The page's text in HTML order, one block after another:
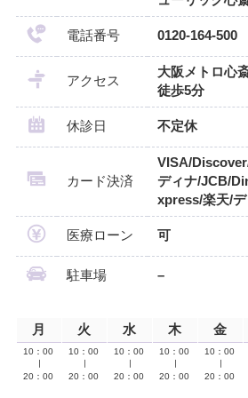
電話番号 0120-164-500
アクセス
大阪メトロ心
徒歩5分
休診日 不定休
カード決済
VISA/
ディナ/JCB/
xpress/楽天/
医療ローン 可
駐車場 –
月 火 水 木 金
10：00
20：00
10：00
20：00
10：00
20：00
10：00
20：00
10：00
20：00